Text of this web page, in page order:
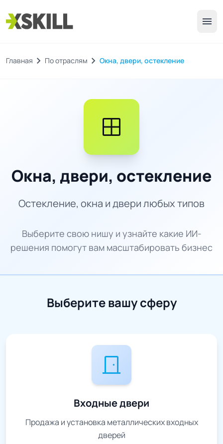
menu
Главная chevron_right По отраслям chevron_right Окна, двери, остекление
window
Окна, двери, остекление
Остекление, окна и двери любых типов
Выберите свою нишу и узнайте какие ИИ-
решения помогут вам масштабировать бизнес
Выберите вашу сферу
door_front
Входные двери
Продажа и установка металлических входных
дверей